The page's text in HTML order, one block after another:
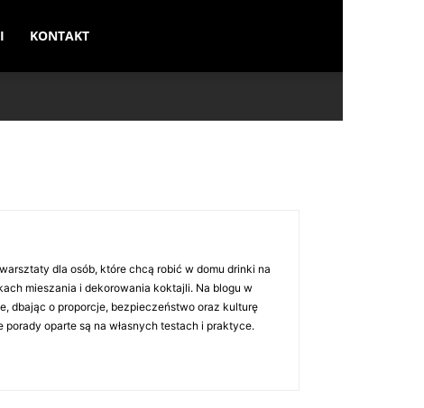
KONTAKT
dla osób, które chcą robić w domu drinki na
mieszania i dekorowania koktajli. Na blogu w
dbając o proporcje, bezpieczeństwo oraz kulturę
porady oparte są na własnych testach i praktyce.